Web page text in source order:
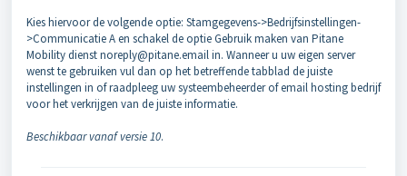
Kies hiervoor de volgende optie: Stamgegevens->Bedrijfsinstellingen-
>Communicatie A en schakel de optie Gebruik maken van Pitane
Mobility dienst noreply@pitane.email in. Wanneer u uw eigen server
wenst te gebruiken vul dan op het betreffende tabblad de juiste
instellingen in of raadpleeg uw systeembeheerder of email hosting bedrijf
voor het verkrijgen van de juiste informatie.
Beschikbaar vanaf versie 10.